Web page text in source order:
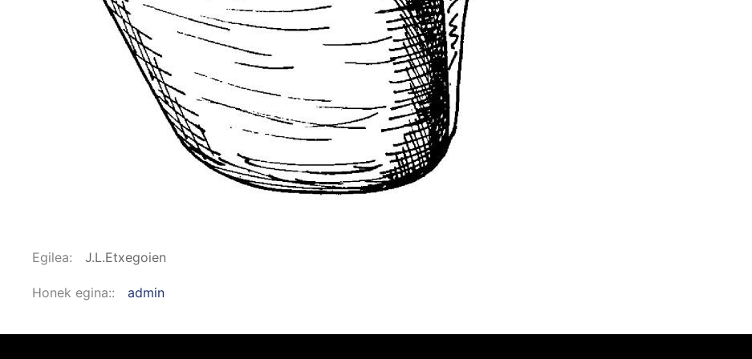
Egilea J.L.Etxegoien
Honek egina: admin